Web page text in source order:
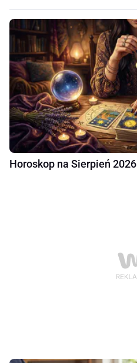
Horoskop na Sierpień 2026